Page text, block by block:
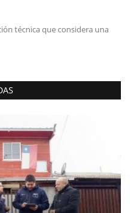
técnica que considera una